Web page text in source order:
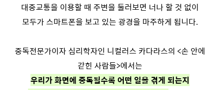
대중교통을 이용할 때 주변을 둘러보면 너나 할 것 없이
모두가 스마트폰을 보고 있는 광경을 마주하게 됩니다.
중독전문가이자 심리학자인 니컬러스 카다라스의 <손 안에
갇힌 사람들>에서는
우리가 화면에 중독될수록 어떤 일을 겪게 되는지